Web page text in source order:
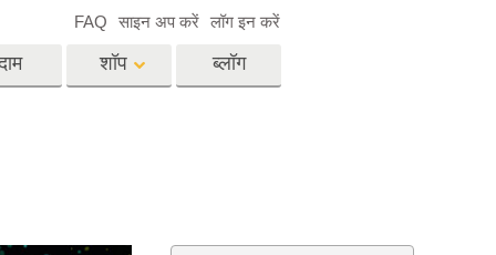
शॉप ब्लॉग
FAQ साइन अप करें लॉग इन करें